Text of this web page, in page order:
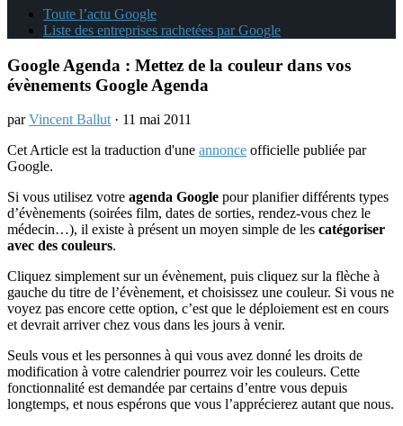
Toute l’actu Google
Liste des entreprises rachetées par Google
Google Agenda : Mettez de la couleur dans vos
évènements Google Agenda
parVincent Ballut· 11 mai 2011
Cet Article est la traduction d'une annonce officielle publiée par
Google.
Si vous utilisez votre agenda Google pour planifier différents types
d’évènements (soirées film, dates de sorties, rendez-vous chez le
médecin…), il existe à présent un moyen simple de les catégoriser
avec des couleurs.
Cliquez simplement sur un évènement, puis cliquez sur la flèche à
gauche du titre de l’évènement, et choisissez une couleur. Si vous ne
voyez pas encore cette option, c’est que le déploiement est en cours
et devrait arriver chez vous dans les jours à venir.
Seuls vous et les personnes à qui vous avez donné les droits de
modification à votre calendrier pourrez voir les couleurs. Cette
fonctionnalité est demandée par certains d’entre vous depuis
longtemps, et nous espérons que vous l’apprécierez autant que nous.